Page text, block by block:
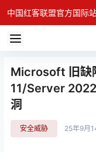
中国红客联盟官方国际
Microsoft 旧缺
11/Server
洞
安全威胁 25年9月